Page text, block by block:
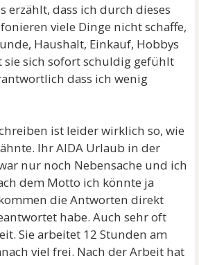
erzählt, dass ich durch dieses
viele Dinge nicht schaffe,
Haushalt, Einkauf, Hobbys
sie sich sofort schuldig gefühlt
dass ich wenig
ist leider wirklich so, wie
Ihr AIDA Urlaub in der
nur noch Nebensache und ich
dem Motto ich könnte ja
die Antworten direkt
habe. Auch sehr oft
Sie arbeitet 12 Stunden am
viel frei. Nach der Arbeit hat